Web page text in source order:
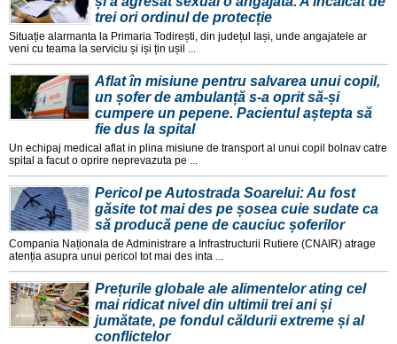
trei ori ordinul de protecție
Situație alarmanta la Primaria Todirești, din județul Iași, unde angajatele ar
veni cu teama la serviciu și iși țin ușil ...
Aflat în misiune pentru salvarea unui copil,
un șofer de ambulanță s-a oprit să-și
cumpere un pepene. Pacientul aștepta să
fie dus la spital
Un echipaj medical aflat in plina misiune de transport al unui copil bolnav catre
spital a facut o oprire neprevazuta pe ...
Pericol pe Autostrada Soarelui: Au fost
găsite tot mai des pe șosea cuie sudate ca
să producă pene de cauciuc șoferilor
Compania Naționala de Administrare a Infrastructurii Rutiere (CNAIR) atrage
atenția asupra unui pericol tot mai des inta ...
Prețurile globale ale alimentelor ating cel
mai ridicat nivel din ultimii trei ani și
jumătate, pe fondul căldurii extreme și al
conflictelor